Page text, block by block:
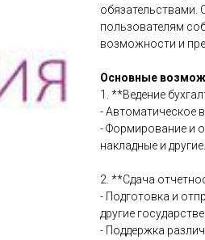
обязательствами.
пользователям
возможности и
Основные
1. **Ведение
- Автоматическое
- Формирование и
накладные и другие.
2. **Сдача
- Подготовка и
другие
- Поддержка